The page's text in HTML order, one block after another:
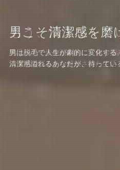
もう、悩まなくて
脱毛への一歩を踏み出し、自ら掴
ムダ毛の悩みから解放された生
さぁ、やってみ
あなたはまだ、脱毛の素晴らしさ
男の脱毛が当たり前の時代、す
男こそ清潔感を磨
男は脱毛で人生が劇的に変化する
清潔感溢れるあなたが、待って
もう、悩まなくて
脱毛への一歩を踏み出し、自ら掴
ムダ毛の悩みから解放された生